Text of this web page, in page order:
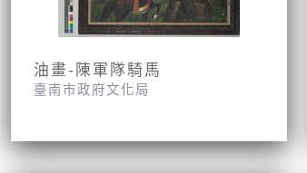
油畫-陳軍隊騎馬
臺南市政府文化局